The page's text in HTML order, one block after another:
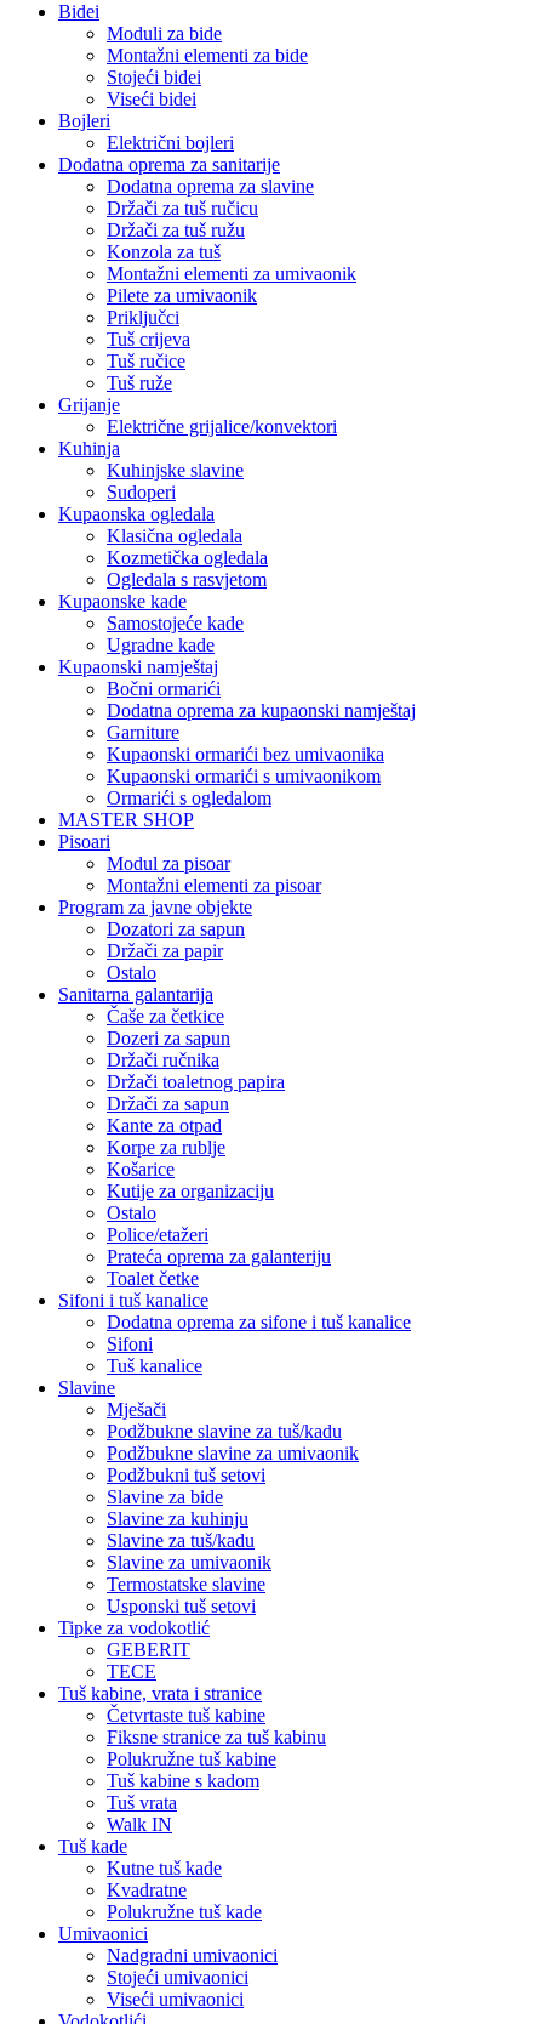
Bidei
Moduli za bide
Montažni elementi za bide
Stojeći bidei
Viseći bidei
Bojleri
Električni bojleri
Dodatna oprema za sanitarije
Dodatna oprema za slavine
Držači za tuš ručicu
Držači za tuš ružu
Konzola za tuš
Montažni elementi za umivaonik
Pilete za umivaonik
Priključci
Tuš crijeva
Tuš ručice
Tuš ruže
Grijanje
Električne grijalice/konvektori
Kuhinja
Kuhinjske slavine
Sudoperi
Kupaonska ogledala
Klasična ogledala
Kozmetička ogledala
Ogledala s rasvjetom
Kupaonske kade
Samostojeće kade
Ugradne kade
Kupaonski namještaj
Bočni ormarići
Dodatna oprema za kupaonski namještaj
Garniture
Kupaonski ormarići bez umivaonika
Kupaonski ormarići s umivaonikom
Ormarići s ogledalom
MASTER SHOP
Pisoari
Modul za pisoar
Montažni elementi za pisoar
Program za javne objekte
Dozatori za sapun
Držači za papir
Ostalo
Sanitarna galantarija
Čaše za četkice
Dozeri za sapun
Držači ručnika
Držači toaletnog papira
Držači za sapun
Kante za otpad
Korpe za rublje
Košarice
Kutije za organizaciju
Ostalo
Police/etažeri
Prateća oprema za galanteriju
Toalet četke
Sifoni i tuš kanalice
Dodatna oprema za sifone i tuš kanalice
Sifoni
Tuš kanalice
Slavine
Mješači
Podžbukne slavine za tuš/kadu
Podžbukne slavine za umivaonik
Podžbukni tuš setovi
Slavine za bide
Slavine za kuhinju
Slavine za tuš/kadu
Slavine za umivaonik
Termostatske slavine
Usponski tuš setovi
Tipke za vodokotlić
GEBERIT
TECE
Tuš kabine, vrata i stranice
Četvrtaste tuš kabine
Fiksne stranice za tuš kabinu
Polukružne tuš kabine
Tuš kabine s kadom
Tuš vrata
Walk IN
Tuš kade
Kutne tuš kade
Kvadratne
Polukružne tuš kade
Umivaonici
Nadgradni umivaonici
Stojeći umivaonici
Viseći umivaonici